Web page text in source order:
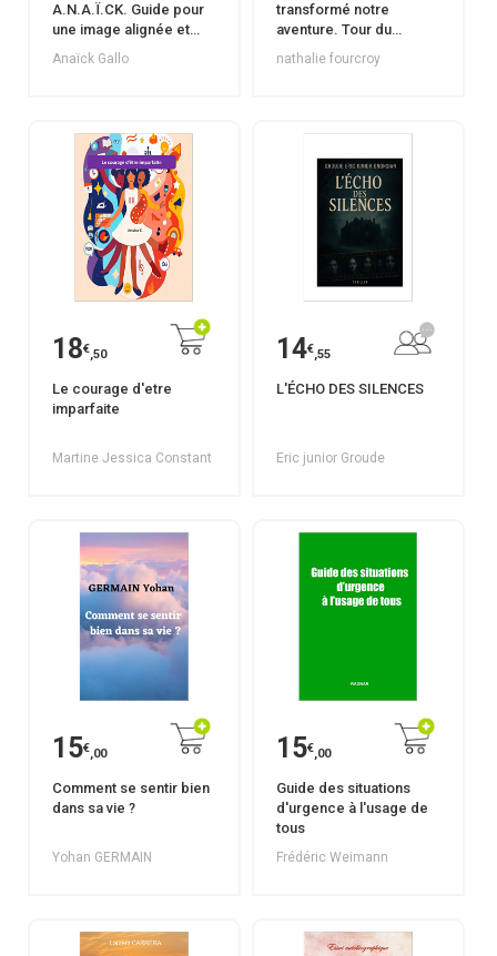
A.N.A.Ï.CK. Guide pour
une image alignée et
révélatrice.
Anaïck Gallo
transformé notre
aventure. Tour du
monde en famille
nathalie fourcroy
18€,50
Le courage d'etre
imparfaite
Martine Jessica Constant
14€,55
L'ÉCHO DES SILENCES
Eric junior Groude
15€,00
Comment se sentir bien
dans sa vie ?
Yohan GERMAIN
15€,00
Guide des situations
d'urgence à l'usage de
tous
Frédéric Weimann